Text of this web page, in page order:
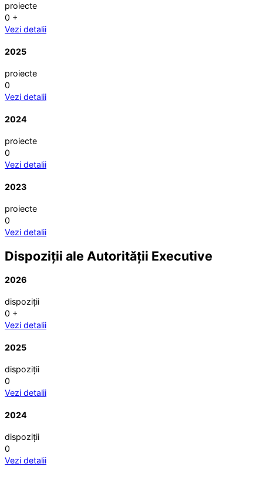
proiecte
0 +
Vezi detalii
2025
proiecte
0
Vezi detalii
2024
proiecte
0
Vezi detalii
2023
proiecte
0
Vezi detalii
Dispoziții ale Autorității Executive
2026
dispoziții
0 +
Vezi detalii
2025
dispoziții
0
Vezi detalii
2024
dispoziții
0
Vezi detalii